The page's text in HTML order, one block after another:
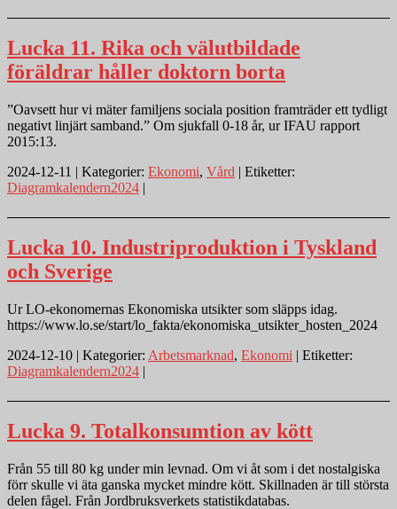
Lucka 11. Rika och välutbildade
föräldrar håller doktorn borta
”Oavsett hur vi mäter familjens sociala position framträder ett tydligt
negativt linjärt samband.” Om sjukfall 0-18 år, ur IFAU rapport
2015:13.
2024-12-11 | Kategorier: Ekonomi, Vård | Etiketter:
Diagramkalendern2024 |
Lucka 10. Industriproduktion i Tyskland
och Sverige
Ur LO-ekonomernas Ekonomiska utsikter som släpps idag.
https://www.lo.se/start/lo_fakta/ekonomiska_utsikter_hosten_2024
2024-12-10 | Kategorier: Arbetsmarknad, Ekonomi | Etiketter:
Diagramkalendern2024 |
Lucka 9. Totalkonsumtion av kött
Från 55 till 80 kg under min levnad. Om vi åt som i det nostalgiska
förr skulle vi äta ganska mycket mindre kött. Skillnaden är till största
delen fågel. Från Jordbruksverkets statistikdatabas.